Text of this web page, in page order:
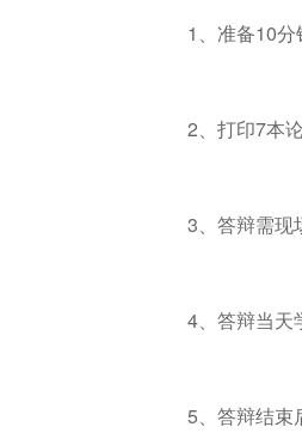
1、准备10
2、打印7本
3、答辩需现
4、答辩当天
5、答辩结束